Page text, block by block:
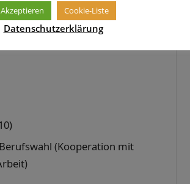
5. Klasse
7. Klasse
(Kooperation mit
Akzeptieren Cookie-Liste
Datenschutzerklärung